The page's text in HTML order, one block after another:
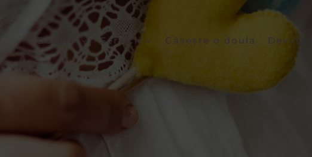
Despre Servicii Găsește o doula Devino